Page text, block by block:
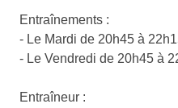
Entraînements :
- Le Mardi de 20h45 à
- Le Vendredi de 20h45 à
Entraîneur :